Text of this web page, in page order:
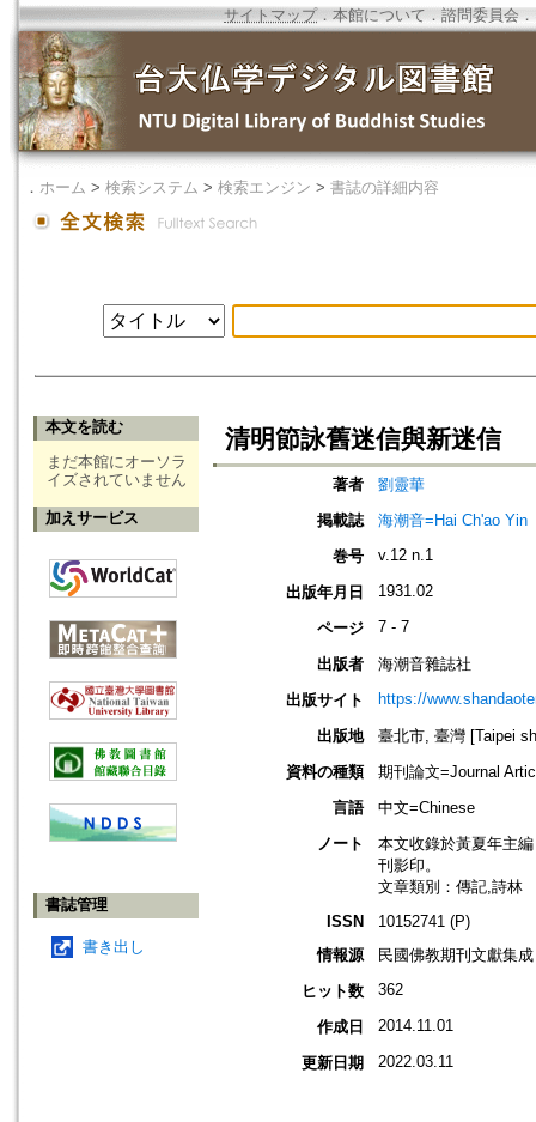
サイトマップ．本館について ． 諮問委員会 ．
． ホーム > 検索システム > 検索エンジン > 書誌の詳細内容
本文を読む
まだ本館にオーソラ
イズされていません
加えサービス
書誌管理
書き出し
清明節詠舊迷信與新迷信
著者
劉靈華
掲載誌
海潮音=Hai Ch'ao Yin
巻号
v.12 n.1
出版年月日 1931.02
ページ 7 - 7
出版者
海潮音雜誌社
出版サイト
https://
出版地
臺北市, 臺灣 [Taipei
資料の種類
期刊論文=Journal
言語
中文=Chinese
ノート
本文收錄於黃夏年主
刊影印。
文章類別：傳記,詩林
ISSN
10152741 (P)
情報源
民國佛教期刊文獻集
ヒット数
362
作成日 2014.11.01
更新日期 2022.03.11